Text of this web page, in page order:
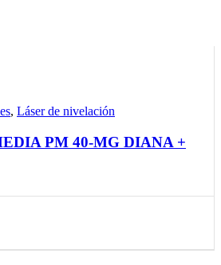
, Láser de nivelación
PM 40-MG DIANA +